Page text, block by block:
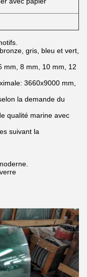
gris, bleu et vert,
mm, 8 mm, 10 mm, 12
3660x9000 mm,
la demande du
qualité marine avec
suivant la